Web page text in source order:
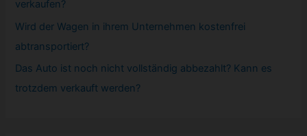
verkaufen?
Wird der Wagen in ihrem Unternehmen kostenfrei
abtransportiert?
Das Auto ist noch nicht vollständig abbezahlt? Kann es
trotzdem verkauft werden?